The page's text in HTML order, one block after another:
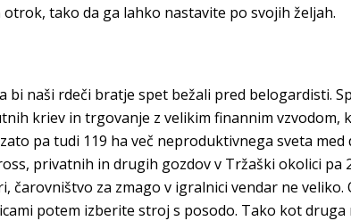
tako da ga lahko nastavite po svojih željah.
naši rdeči bratje spet bežali pred belogardisti.
kriev in trgovanje z velikim finannim vzvodom,
pa tudi 119 ha več neproduktivnega sveta
privatnih in drugih gozdov v Tržaški okolici pa
čarovništvo za zmago v igralnici vendar ne
potem izberite stroj s posodo. Tako kot druga